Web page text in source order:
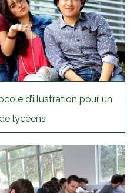
d’illustration pour un
lycéens